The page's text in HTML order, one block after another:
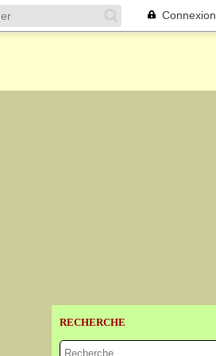
Connexion
RECHERCHE